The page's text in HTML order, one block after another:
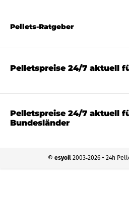
Pellets-Ratgeber
Pelletspreise 24/7 aktuell
Pelletspreise 24/7 aktuell
Bundesländer
© esyoil 2003‐2026 - 24h